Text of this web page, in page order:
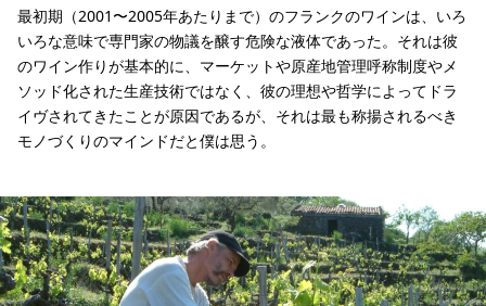
最初期（2001〜2005年あたりまで）のフランクのワインは、いろ
いろな意味で専門家の物議を醸す危険な液体であった。それは彼
のワイン作りが基本的に、マーケットや原産地管理呼称制度やメ
ソッド化された生産技術ではなく、彼の理想や哲学によってドラ
イヴされてきたことが原因であるが、それは最も称揚されるべき
モノづくりのマインドだと僕は思う。